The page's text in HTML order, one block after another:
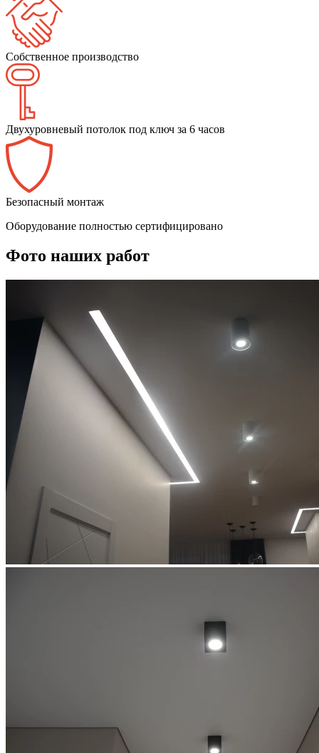
Собственное производство
Двухуровневый потолок под ключ за 6 часов
Безопасный монтаж
Оборудование полностью сертифицировано
Фото наших работ